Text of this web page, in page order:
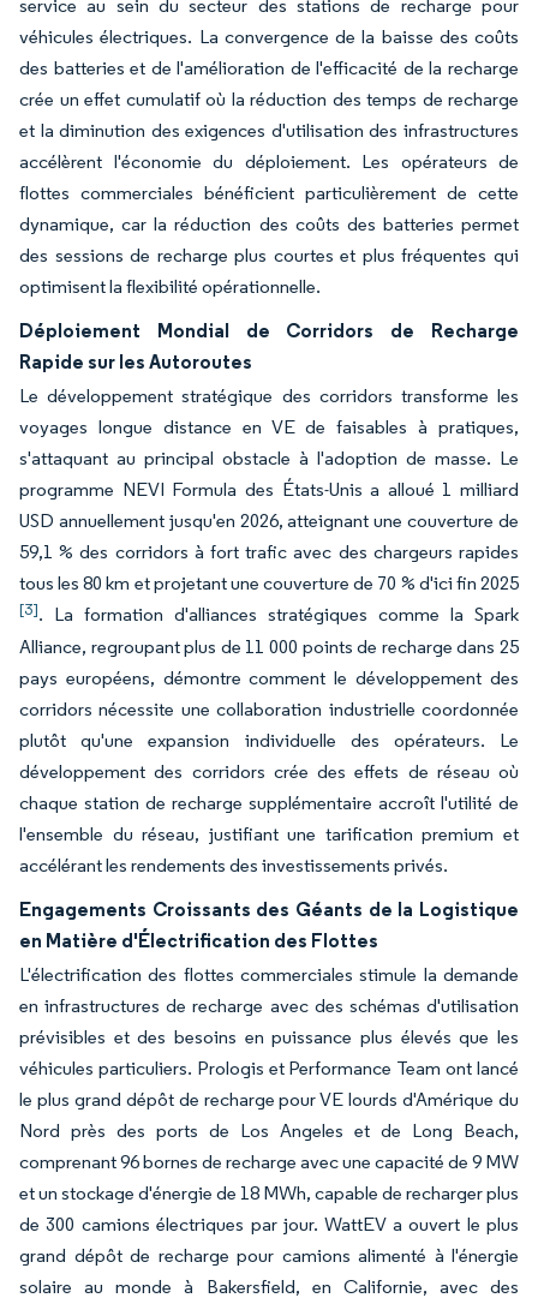
service au sein du secteur des stations de recharge pour
véhicules électriques. La convergence de la baisse des coûts
des batteries et de l'amélioration de l'efficacité de la recharge
crée un effet cumulatif où la réduction des temps de recharge
et la diminution des exigences d'utilisation des infrastructures
accélèrent l'économie du déploiement. Les opérateurs de
flottes commerciales bénéficient particulièrement de cette
dynamique, car la réduction des coûts des batteries permet
des sessions de recharge plus courtes et plus fréquentes qui
optimisent la flexibilité opérationnelle.
Déploiement Mondial de Corridors de Recharge
Rapide sur les Autoroutes
Le développement stratégique des corridors transforme les
voyages longue distance en VE de faisables à pratiques,
s'attaquant au principal obstacle à l'adoption de masse. Le
programme NEVI Formula des États-Unis a alloué 1 milliard
USD annuellement jusqu'en 2026, atteignant une couverture de
59,1 % des corridors à fort trafic avec des chargeurs rapides
tous les 80 km et projetant une couverture de 70 % d'ici fin 2025
[3]. La formation d'alliances stratégiques comme la Spark
Alliance, regroupant plus de 11 000 points de recharge dans 25
pays européens, démontre comment le développement des
corridors nécessite une collaboration industrielle coordonnée
plutôt qu'une expansion individuelle des opérateurs. Le
développement des corridors crée des effets de réseau où
chaque station de recharge supplémentaire accroît l'utilité de
l'ensemble du réseau, justifiant une tarification premium et
accélérant les rendements des investissements privés.
Engagements Croissants des Géants de la Logistique
en Matière d'Électrification des Flottes
L'électrification des flottes commerciales stimule la demande
en infrastructures de recharge avec des schémas d'utilisation
prévisibles et des besoins en puissance plus élevés que les
véhicules particuliers. Prologis et Performance Team ont lancé
le plus grand dépôt de recharge pour VE lourds d'Amérique du
Nord près des ports de Los Angeles et de Long Beach,
comprenant 96 bornes de recharge avec une capacité de 9 MW
et un stockage d'énergie de 18 MWh, capable de recharger plus
de 300 camions électriques par jour. WattEV a ouvert le plus
grand dépôt de recharge pour camions alimenté à l'énergie
solaire au monde à Bakersfield, en Californie, avec des